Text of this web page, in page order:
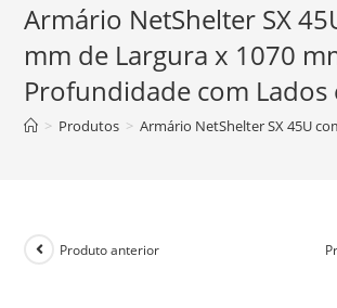
Armário NetShelter SX
mm de Largura x 1070
Profundidade com Lados
> Produtos > Armário NetShelter SX 45U
Produto anterior